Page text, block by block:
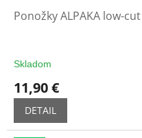
Ponožky ALPAKA low-cut
Skladom
11,90 €
DETAIL